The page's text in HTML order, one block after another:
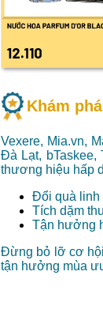
Khám
Vexere, Mia.vn,
Đà Lạt, bTaskee,
thương hiệu hấp
Đổi quà linh
Tích dặm
Tận hưởng
Đừng bỏ lỡ cơ
tận hưởng mùa